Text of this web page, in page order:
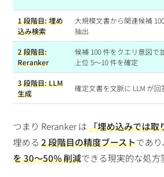
1 段階目: 埋め
込み検索
大規模文書から関連候補
抽出
2 段階目:
Reranker
候補 100 件をクエリ意図で
上位 5〜10 件を確定
3 段階目: LLM
生成
確定文書を文脈に LLM が回
つまり Reranker は「埋め込みでは取
埋める2 段階目の精度ブーストであ
を 30〜50% 削減できる現実的な処方